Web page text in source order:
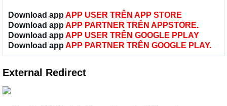
Download app APP USER TRÊN APP STORE
Download app APP PARTNER TRÊN APPSTORE.
Download app APP USER TRÊN GOOGLE PPLAY
Download app APP PARTNER TRÊN GOOGLE PLAY.
External Redirect